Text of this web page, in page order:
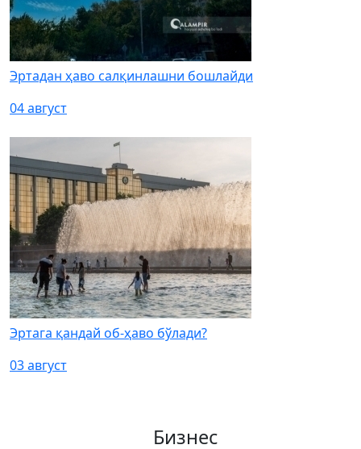
Эртадан ҳаво салқинлашни бошлайди
04 август
Эртага қандай об-ҳаво бўлади?
03 август
Бизнес